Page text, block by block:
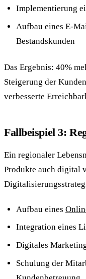
Implementierung
Aufbau eines E-
Bestandskunden
Das Ergebnis: 40%
Steigerung der
verbesserte
Fallbeispiel 3:
Ein regionaler
Produkte auch digital
Aufbau eines
Integration eines
Digitales
Schulung der